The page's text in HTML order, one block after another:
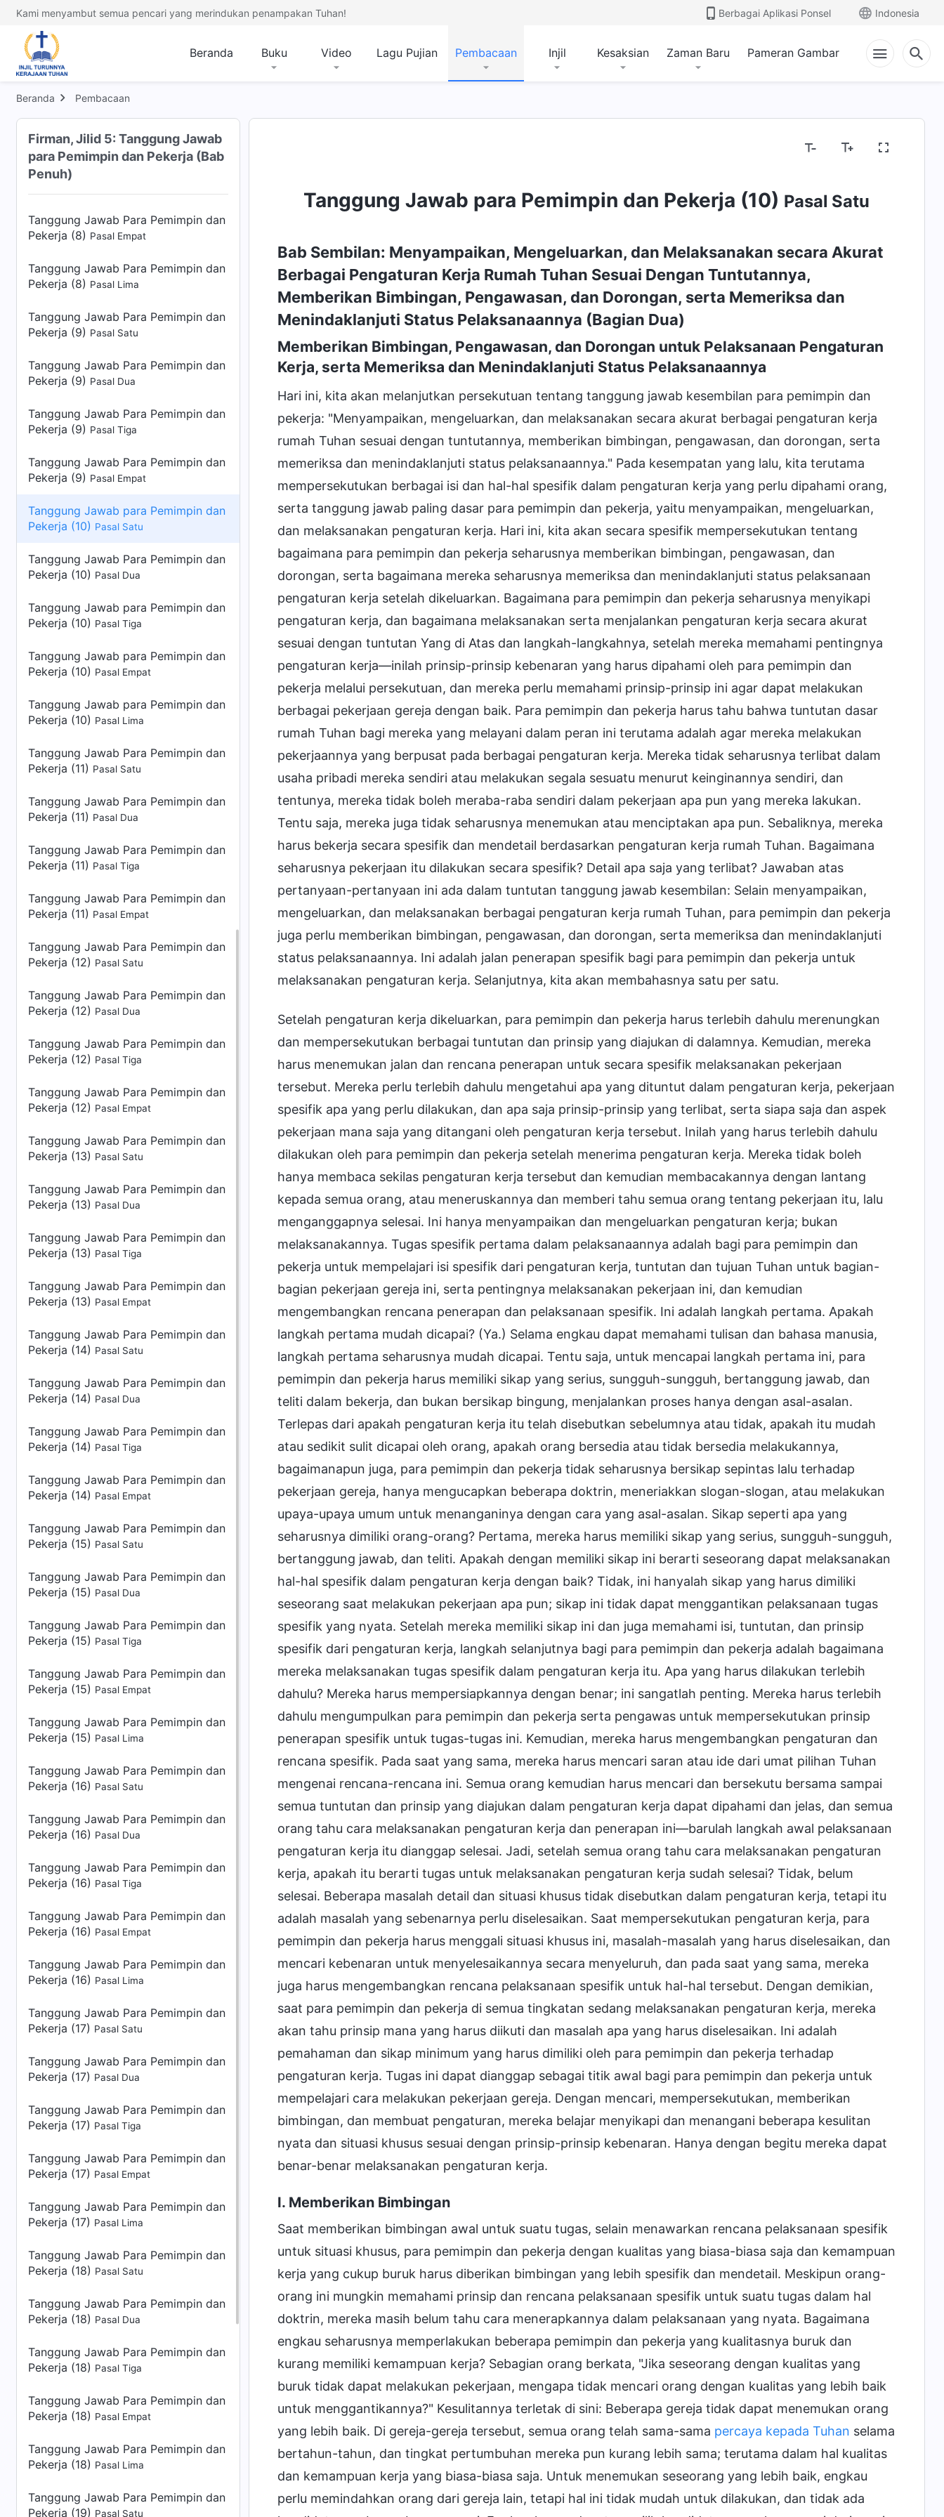
Kami menyambut semua pencari yang merindukan penampakan Tuhan! Berbagai Aplikasi Ponsel Indonesia
Beranda Buku Video Lagu Pujian Pembacaan Injil Kesaksian Zaman Baru Pameran Gambar
Beranda Pembacaan
Firman, Jilid 5: Tanggung Jawab
para Pemimpin dan Pekerja (Bab
Penuh)
Pekerja (7)
Tanggung Jawab Para Pemimpin dan
Tanggung Jawab Para Pemimpin dan
Pekerja (8)Pasal Dua
Tanggung Jawab Para Pemimpin dan
Tanggung Jawab Para Pemimpin dan
Pekerja (8) Pasal Empat
Tanggung Jawab Para Pemimpin dan
Pekerja (8) Pasal Lima
Tanggung Jawab Para Pemimpin dan
Pekerja (9) Pasal Satu
Tanggung Jawab Para Pemimpin dan
Pekerja (9) Pasal Dua
Tanggung Jawab Para Pemimpin dan
Pekerja (9) Pasal Tiga
Tanggung Jawab Para Pemimpin dan
Pekerja (9) Pasal Empat
Tanggung Jawab para Pemimpin dan
Pekerja (10) Pasal Satu
Tanggung Jawab Para Pemimpin dan
Pekerja (10) Pasal Dua
Tanggung Jawab para Pemimpin dan
Pekerja (10) Pasal Tiga
Tanggung Jawab para Pemimpin dan
Pekerja (10) Pasal Empat
Tanggung Jawab para Pemimpin dan
Pekerja (10) Pasal Lima
Tanggung Jawab Para Pemimpin dan
Pekerja (11) Pasal Satu
Tanggung Jawab Para Pemimpin dan
Pekerja (11) Pasal Dua
Tanggung Jawab Para Pemimpin dan
Pekerja (11) Pasal Tiga
Tanggung Jawab Para Pemimpin dan
Pekerja (11) Pasal Empat
Tanggung Jawab Para Pemimpin dan
Pekerja (12) Pasal Satu
Tanggung Jawab Para Pemimpin dan
Pekerja (12) Pasal Dua
Tanggung Jawab Para Pemimpin dan
Pekerja (12) Pasal Tiga
Tanggung Jawab Para Pemimpin dan
Pekerja (12) Pasal Empat
Tanggung Jawab Para Pemimpin dan
Pekerja (13) Pasal Satu
Tanggung Jawab Para Pemimpin dan
Pekerja (13) Pasal Dua
Tanggung Jawab Para Pemimpin dan
Pekerja (13) Pasal Tiga
Tanggung Jawab Para Pemimpin dan
Pekerja (13) Pasal Empat
Tanggung Jawab Para Pemimpin dan
Pekerja (14) Pasal Satu
Tanggung Jawab Para Pemimpin dan
Pekerja (14) Pasal Dua
Tanggung Jawab Para Pemimpin dan
Pekerja (14) Pasal Tiga
Tanggung Jawab Para Pemimpin dan
Pekerja (14) Pasal Empat
Tanggung Jawab Para Pemimpin dan
Pekerja (15) Pasal Satu
Tanggung Jawab Para Pemimpin dan
Pekerja (15) Pasal Dua
Tanggung Jawab Para Pemimpin dan
Pekerja (15) Pasal Tiga
Tanggung Jawab Para Pemimpin dan
Pekerja (15) Pasal Empat
Tanggung Jawab Para Pemimpin dan
Pekerja (15) Pasal Lima
Tanggung Jawab Para Pemimpin dan
Pekerja (16) Pasal Satu
Tanggung Jawab Para Pemimpin dan
Pekerja (16) Pasal Dua
Tanggung Jawab Para Pemimpin dan
Pekerja (16) Pasal Tiga
Tanggung Jawab Para Pemimpin dan
Pekerja (16) Pasal Empat
Tanggung Jawab Para Pemimpin dan
Pekerja (16) Pasal Lima
Tanggung Jawab Para Pemimpin dan
Pekerja (17) Pasal Satu
Tanggung Jawab Para Pemimpin dan
Pekerja (17) Pasal Dua
Tanggung Jawab Para Pemimpin dan
Pekerja (17) Pasal Tiga
Tanggung Jawab Para Pemimpin dan
Pekerja (17) Pasal Empat
Tanggung Jawab Para Pemimpin dan
Pekerja (17) Pasal Lima
Tanggung Jawab Para Pemimpin dan
Pekerja (18) Pasal Satu
Tanggung Jawab Para Pemimpin dan
Pekerja (18) Pasal Dua
Tanggung Jawab Para Pemimpin dan
Pekerja (18) Pasal Tiga
Tanggung Jawab Para Pemimpin dan
Pekerja (18) Pasal Empat
Tanggung Jawab Para Pemimpin dan
Pekerja (18) Pasal Lima
Tanggung Jawab Para Pemimpin dan
Pekerja (19) Pasal Satu
Tanggung Jawab para Pemimpin dan Pekerja (10) Pasal Satu
Bab Sembilan: Menyampaikan, Mengeluarkan, dan Melaksanakan secara Akurat
Berbagai Pengaturan Kerja Rumah Tuhan Sesuai Dengan Tuntutannya,
Memberikan Bimbingan, Pengawasan, dan Dorongan, serta Memeriksa dan
Menindaklanjuti Status Pelaksanaannya (Bagian Dua)
Memberikan Bimbingan, Pengawasan, dan Dorongan untuk Pelaksanaan Pengaturan
Kerja, serta Memeriksa dan Menindaklanjuti Status Pelaksanaannya
Hari ini, kita akan melanjutkan persekutuan tentang tanggung jawab kesembilan para pemimpin dan
pekerja: "Menyampaikan, mengeluarkan, dan melaksanakan secara akurat berbagai pengaturan kerja
rumah Tuhan sesuai dengan tuntutannya, memberikan bimbingan, pengawasan, dan dorongan, serta
memeriksa dan menindaklanjuti status pelaksanaannya." Pada kesempatan yang lalu, kita terutama
mempersekutukan berbagai isi dan hal-hal spesifik dalam pengaturan kerja yang perlu dipahami orang,
serta tanggung jawab paling dasar para pemimpin dan pekerja, yaitu menyampaikan, mengeluarkan,
dan melaksanakan pengaturan kerja. Hari ini, kita akan secara spesifik mempersekutukan tentang
bagaimana para pemimpin dan pekerja seharusnya memberikan bimbingan, pengawasan, dan
dorongan, serta bagaimana mereka seharusnya memeriksa dan menindaklanjuti status pelaksanaan
pengaturan kerja setelah dikeluarkan. Bagaimana para pemimpin dan pekerja seharusnya menyikapi
pengaturan kerja, dan bagaimana melaksanakan serta menjalankan pengaturan kerja secara akurat
sesuai dengan tuntutan Yang di Atas dan langkah-langkahnya, setelah mereka memahami pentingnya
pengaturan kerja—inilah prinsip-prinsip kebenaran yang harus dipahami oleh para pemimpin dan
pekerja melalui persekutuan, dan mereka perlu memahami prinsip-prinsip ini agar dapat melakukan
berbagai pekerjaan gereja dengan baik. Para pemimpin dan pekerja harus tahu bahwa tuntutan dasar
rumah Tuhan bagi mereka yang melayani dalam peran ini terutama adalah agar mereka melakukan
pekerjaannya yang berpusat pada berbagai pengaturan kerja. Mereka tidak seharusnya terlibat dalam
usaha pribadi mereka sendiri atau melakukan segala sesuatu menurut keinginannya sendiri, dan
tentunya, mereka tidak boleh meraba-raba sendiri dalam pekerjaan apa pun yang mereka lakukan.
Tentu saja, mereka juga tidak seharusnya menemukan atau menciptakan apa pun. Sebaliknya, mereka
harus bekerja secara spesifik dan mendetail berdasarkan pengaturan kerja rumah Tuhan. Bagaimana
seharusnya pekerjaan itu dilakukan secara spesifik? Detail apa saja yang terlibat? Jawaban atas
pertanyaan-pertanyaan ini ada dalam tuntutan tanggung jawab kesembilan: Selain menyampaikan,
mengeluarkan, dan melaksanakan berbagai pengaturan kerja rumah Tuhan, para pemimpin dan pekerja
juga perlu memberikan bimbingan, pengawasan, dan dorongan, serta memeriksa dan menindaklanjuti
status pelaksanaannya. Ini adalah jalan penerapan spesifik bagi para pemimpin dan pekerja untuk
melaksanakan pengaturan kerja. Selanjutnya, kita akan membahasnya satu per satu.
Setelah pengaturan kerja dikeluarkan, para pemimpin dan pekerja harus terlebih dahulu merenungkan
dan mempersekutukan berbagai tuntutan dan prinsip yang diajukan di dalamnya. Kemudian, mereka
harus menemukan jalan dan rencana penerapan untuk secara spesifik melaksanakan pekerjaan
tersebut. Mereka perlu terlebih dahulu mengetahui apa yang dituntut dalam pengaturan kerja, pekerjaan
spesifik apa yang perlu dilakukan, dan apa saja prinsip-prinsip yang terlibat, serta siapa saja dan aspek
pekerjaan mana saja yang ditangani oleh pengaturan kerja tersebut. Inilah yang harus terlebih dahulu
dilakukan oleh para pemimpin dan pekerja setelah menerima pengaturan kerja. Mereka tidak boleh
hanya membaca sekilas pengaturan kerja tersebut dan kemudian membacakannya dengan lantang
kepada semua orang, atau meneruskannya dan memberi tahu semua orang tentang pekerjaan itu, lalu
menganggapnya selesai. Ini hanya menyampaikan dan mengeluarkan pengaturan kerja; bukan
melaksanakannya. Tugas spesifik pertama dalam pelaksanaannya adalah bagi para pemimpin dan
pekerja untuk mempelajari isi spesifik dari pengaturan kerja, tuntutan dan tujuan Tuhan untuk bagian-
bagian pekerjaan gereja ini, serta pentingnya melaksanakan pekerjaan ini, dan kemudian
mengembangkan rencana penerapan dan pelaksanaan spesifik. Ini adalah langkah pertama. Apakah
langkah pertama mudah dicapai? (Ya.) Selama engkau dapat memahami tulisan dan bahasa manusia,
langkah pertama seharusnya mudah dicapai. Tentu saja, untuk mencapai langkah pertama ini, para
pemimpin dan pekerja harus memiliki sikap yang serius, sungguh-sungguh, bertanggung jawab, dan
teliti dalam bekerja, dan bukan bersikap bingung, menjalankan proses hanya dengan asal-asalan.
Terlepas dari apakah pengaturan kerja itu telah disebutkan sebelumnya atau tidak, apakah itu mudah
atau sedikit sulit dicapai oleh orang, apakah orang bersedia atau tidak bersedia melakukannya,
bagaimanapun juga, para pemimpin dan pekerja tidak seharusnya bersikap sepintas lalu terhadap
pekerjaan gereja, hanya mengucapkan beberapa doktrin, meneriakkan slogan-slogan, atau melakukan
upaya-upaya umum untuk menanganinya dengan cara yang asal-asalan. Sikap seperti apa yang
seharusnya dimiliki orang-orang? Pertama, mereka harus memiliki sikap yang serius, sungguh-sungguh,
bertanggung jawab, dan teliti. Apakah dengan memiliki sikap ini berarti seseorang dapat melaksanakan
hal-hal spesifik dalam pengaturan kerja dengan baik? Tidak, ini hanyalah sikap yang harus dimiliki
seseorang saat melakukan pekerjaan apa pun; sikap ini tidak dapat menggantikan pelaksanaan tugas
spesifik yang nyata. Setelah mereka memiliki sikap ini dan juga memahami isi, tuntutan, dan prinsip
spesifik dari pengaturan kerja, langkah selanjutnya bagi para pemimpin dan pekerja adalah bagaimana
mereka melaksanakan tugas spesifik dalam pengaturan kerja itu. Apa yang harus dilakukan terlebih
dahulu? Mereka harus mempersiapkannya dengan benar; ini sangatlah penting. Mereka harus terlebih
dahulu mengumpulkan para pemimpin dan pekerja serta pengawas untuk mempersekutukan prinsip
penerapan spesifik untuk tugas-tugas ini. Kemudian, mereka harus mengembangkan pengaturan dan
rencana spesifik. Pada saat yang sama, mereka harus mencari saran atau ide dari umat pilihan Tuhan
mengenai rencana-rencana ini. Semua orang kemudian harus mencari dan bersekutu bersama sampai
semua tuntutan dan prinsip yang diajukan dalam pengaturan kerja dapat dipahami dan jelas, dan semua
orang tahu cara melaksanakan pengaturan kerja dan penerapan ini—barulah langkah awal pelaksanaan
pengaturan kerja itu dianggap selesai. Jadi, setelah semua orang tahu cara melaksanakan pengaturan
kerja, apakah itu berarti tugas untuk melaksanakan pengaturan kerja sudah selesai? Tidak, belum
selesai. Beberapa masalah detail dan situasi khusus tidak disebutkan dalam pengaturan kerja, tetapi itu
adalah masalah yang sebenarnya perlu diselesaikan. Saat mempersekutukan pengaturan kerja, para
pemimpin dan pekerja harus menggali situasi khusus ini, masalah-masalah yang harus diselesaikan, dan
mencari kebenaran untuk menyelesaikannya secara menyeluruh, dan pada saat yang sama, mereka
juga harus mengembangkan rencana pelaksanaan spesifik untuk hal-hal tersebut. Dengan demikian,
saat para pemimpin dan pekerja di semua tingkatan sedang melaksanakan pengaturan kerja, mereka
akan tahu prinsip mana yang harus diikuti dan masalah apa yang harus diselesaikan. Ini adalah
pemahaman dan sikap minimum yang harus dimiliki oleh para pemimpin dan pekerja terhadap
pengaturan kerja. Tugas ini dapat dianggap sebagai titik awal bagi para pemimpin dan pekerja untuk
mempelajari cara melakukan pekerjaan gereja. Dengan mencari, mempersekutukan, memberikan
bimbingan, dan membuat pengaturan, mereka belajar menyikapi dan menangani beberapa kesulitan
nyata dan situasi khusus sesuai dengan prinsip-prinsip kebenaran. Hanya dengan begitu mereka dapat
benar-benar melaksanakan pengaturan kerja.
I. Memberikan Bimbingan
Saat memberikan bimbingan awal untuk suatu tugas, selain menawarkan rencana pelaksanaan spesifik
untuk situasi khusus, para pemimpin dan pekerja dengan kualitas yang biasa-biasa saja dan kemampuan
kerja yang cukup buruk harus diberikan bimbingan yang lebih spesifik dan mendetail. Meskipun orang-
orang ini mungkin memahami prinsip dan rencana pelaksanaan spesifik untuk suatu tugas dalam hal
doktrin, mereka masih belum tahu cara menerapkannya dalam pelaksanaan yang nyata. Bagaimana
engkau seharusnya memperlakukan beberapa pemimpin dan pekerja yang kualitasnya buruk dan
kurang memiliki kemampuan kerja? Sebagian orang berkata, "Jika seseorang dengan kualitas yang
buruk tidak dapat melakukan pekerjaan, mengapa tidak mencari orang dengan kualitas yang lebih baik
untuk menggantikannya?" Kesulitannya terletak di sini: Beberapa gereja tidak dapat menemukan orang
yang lebih baik. Di gereja-gereja tersebut, semua orang telah sama-sama percaya kepada Tuhan selama
bertahun-tahun, dan tingkat pertumbuhan mereka pun kurang lebih sama; terutama dalam hal kualitas
dan kemampuan kerja yang biasa-biasa saja. Untuk menemukan seseorang yang lebih baik, engkau
perlu memindahkan orang dari gereja lain, tetapi hal ini tidak mudah untuk dilakukan, dan tidak ada